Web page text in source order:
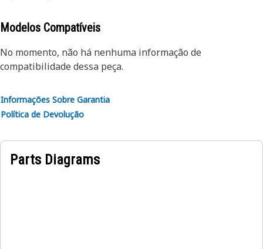
Modelos Compatíveis
No momento, não há nenhuma informação de
compatibilidade dessa peça.
Informações Sobre Garantia
Política de Devolução
Parts Diagrams